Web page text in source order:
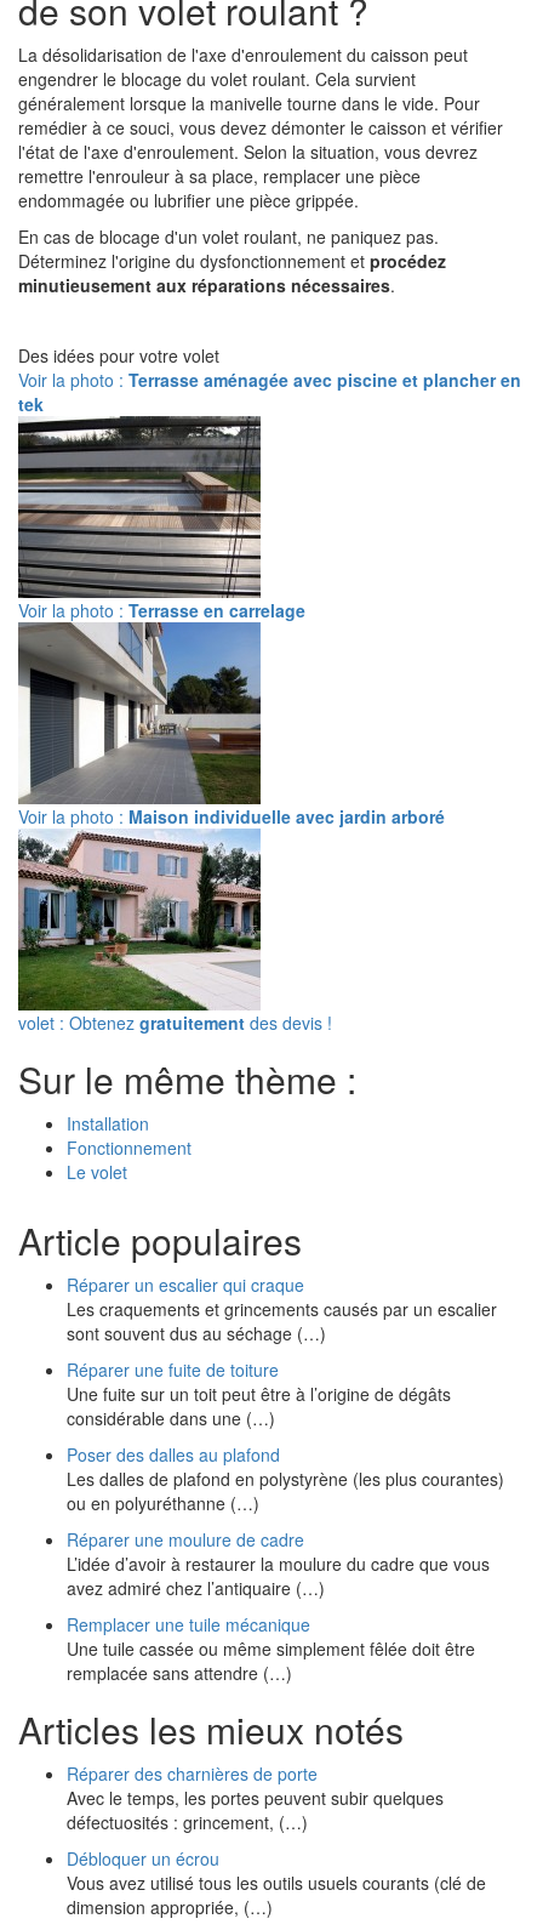
La désolidarisation de l'axe d'enroulement du caisson peut
engendrer le blocage du volet roulant. Cela survient
généralement lorsque la manivelle tourne dans le vide. Pour
remédier à ce souci, vous devez démonter le caisson et vérifier
l'état de l'axe d'enroulement. Selon la situation, vous devrez
remettre l'enrouleur à sa place, remplacer une pièce
endommagée ou lubrifier une pièce grippée.
En cas de blocage d'un volet roulant, ne paniquez pas.
Déterminez l'origine du dysfonctionnement et procédez
minutieusement aux réparations nécessaires.
Des idées pour votre volet
Voir la photo : Terrasse aménagée avec piscine et plancher en
tek
Voir la photo : Terrasse en carrelage
Voir la photo : Maison individuelle avec jardin arboré
volet : Obtenez gratuitement des devis !
Sur le même thème :
Installation
Fonctionnement
Le volet
Article populaires
Réparer un escalier qui craque
Les craquements et grincements causés par un escalier
sont souvent dus au séchage (…)
Réparer une fuite de toiture
Une fuite sur un toit peut être à l’origine de dégâts
considérable dans une (…)
Poser des dalles au plafond
Les dalles de plafond en polystyrène (les plus courantes)
ou en polyuréthanne (…)
Réparer une moulure de cadre
L’idée d’avoir à restaurer la moulure du cadre que vous
avez admiré chez l’antiquaire (…)
Remplacer une tuile mécanique
Une tuile cassée ou même simplement fêlée doit être
remplacée sans attendre (…)
Articles les mieux notés
Réparer des charnières de porte
Avec le temps, les portes peuvent subir quelques
défectuosités : grincement, (…)
Débloquer un écrou
Vous avez utilisé tous les outils usuels courants (clé de
dimension appropriée, (…)